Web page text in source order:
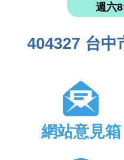
週六
404327 台中
網站意見箱